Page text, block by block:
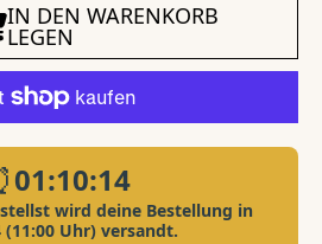
IN DEN WARENKORB
LEGEN
01:10:14
wird deine Bestellung in
(11:00 Uhr) versandt.